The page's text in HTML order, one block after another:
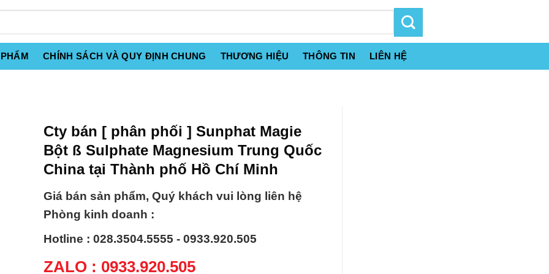
CHÍNH SÁCH VÀ QUY ĐỊNH CHUNG THƯƠNG HIỆU THÔNG TIN LIÊN HỆ
Cty bán [ phân phối ] Sunphat Magie
Bột ß Sulphate Magnesium Trung Quốc
China tại Thành phố Hồ Chí Minh
Giá bán sản phẩm, Quý khách vui lòng liên hệ
Phòng kinh doanh :
Hotline : 028.3504.5555 - 0933.920.505
ZALO : 0933.920.505